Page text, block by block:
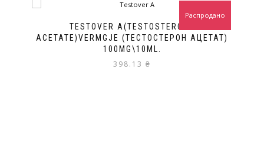
TESTOVER A(TESTOSTERONE
ACETATE)VERMGJE (ТЕСТОСТЕРОН АЦЕТАТ)
100MG\10ML.
398.13 ₴
Распродано